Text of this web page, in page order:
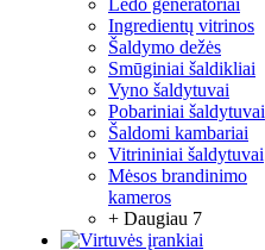
Ledo generatoriai
Ingredientų vitrinos
Šaldymo dežės
Smūginiai šaldikliai
Vyno šaldytuvai
Pobariniai šaldytuvai
Šaldomi kambariai
Vitrininiai šaldytuvai
Mėsos brandinimo
kameros
+ Daugiau 7